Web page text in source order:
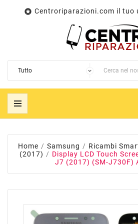
 Centroriparazioni.com il tuo
Home Samsung Ricambi
(2017)
Display LCD Touch
J7 (2017) (SM-J730F)